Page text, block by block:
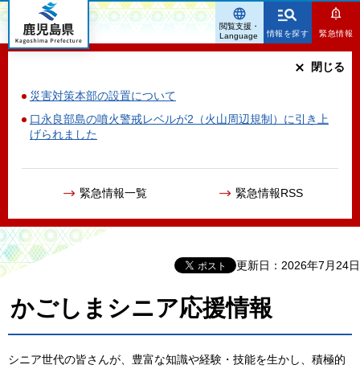
鹿児島県
情報を探す 緊急情報
災害対策本部の設置について
口永良部島の噴火警戒レベルが2（火山周辺規制）に引き上
げられました
緊急情報一覧 緊急情報RSS
閉じる
閲覧支援・
Language
更新日：2026年7月24日
かごしまシニア応援情報
シニア世代の皆さんが、豊富な知識や経験・技能を生かし、積極的